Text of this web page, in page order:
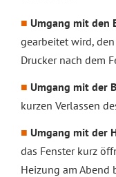
Umgang mit den
gearbeitet wird,
Drucker nach dem
Umgang mit der
kurzen Verlassen
Umgang mit der
das Fenster kurz
Heizung am Abend